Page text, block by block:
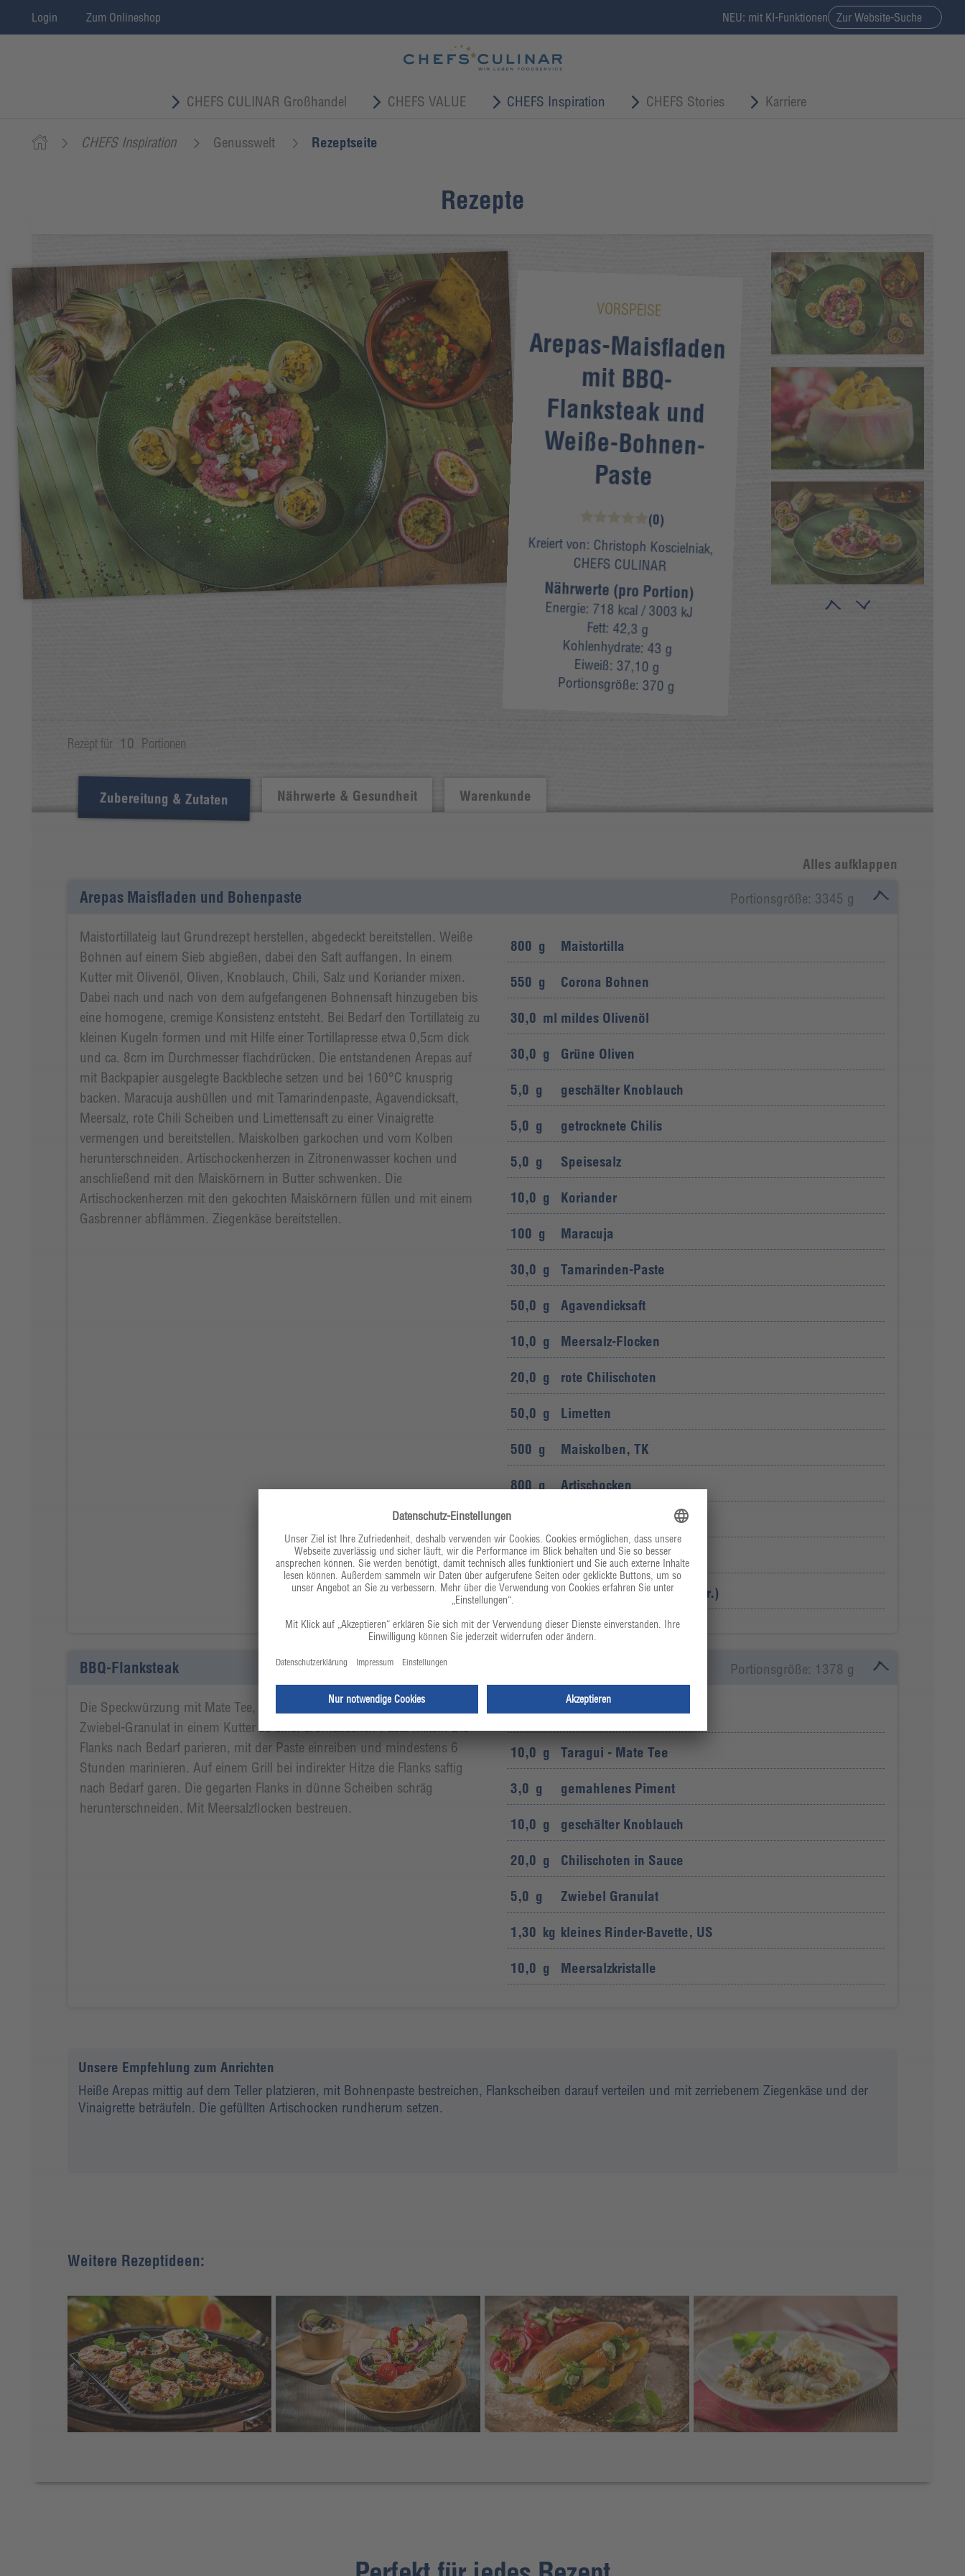
Login Zum Onlineshop NEU: mit KI-Funktionen Zur Website-Suche
CHEFS CULINAR Großhandel CHEFS VALUE CHEFS Inspiration CHEFS Stories Karriere
CHEFS Inspiration Genusswelt Rezeptseite
Rezepte
VORSPEISE
Arepas-Maisfladen
mit BBQ-
Flanksteak und
Weiße-Bohnen-
Paste
(0)
Kreiert von: Christoph Koscielniak,
CHEFS CULINAR
Nährwerte (pro Portion)
Energie: 718 kcal/ 3003 kJ
Fett: 42,3 g
Kohlenhydrate: 43 g
Eiweiß: 37,10 g
Portionsgröße: 370 g
Rezept für 10 Portionen
Zubereitung & Zutaten Nährwerte & Gesundheit Warenkunde
Alles aufklappen
Arepas Maisfladen und Bohenpaste Portionsgröße: 3345 g
800 g Maistortilla
550 g Corona Bohnen
30,0 ml mildes Olivenöl
30,0 g Grüne Oliven
5,0 g geschälter Knoblauch
5,0 g getrocknete Chilis
5,0 g Speisesalz
10,0 g Koriander
100 g Maracuja
30,0 g Tamarinden-Paste
50,0 g Agavendicksaft
10,0 g Meersalz-Flocken
20,0 g rote Chilischoten
50,0 g Limetten
500 g Maiskolben, TK
800 g Artischocken
50,0
50,0 g Butter
250 g Ziegenkäse (45% Fett i. Tr.)
Maistortillateig laut Grundrezept herstellen, abgedeckt bereitstellen. Weiße
Bohnen auf einem Sieb abgießen, dabei den Saft auffangen. In einem
Kutter mit Olivenöl, Oliven, Knoblauch, Chili, Salz und Koriander mixen.
Dabei nach und nach von dem aufgefangenen Bohnensaft hinzugeben bis
eine homogene, cremige Konsistenz entsteht. Bei Bedarf den Tortillateig zu
kleinen Kugeln formen und mit Hilfe einer Tortillapresse etwa 0,5cm dick
und ca. 8cm im Durchmesser flachdrücken. Die entstandenen Arepas auf
mit Backpapier ausgelegte Backbleche setzen und bei 160°C knusprig
backen. Maracuja aushüllen und mit Tamarindenpaste, Agavendicksaft,
Meersalz, rote Chili Scheiben und Limettensaft zu einer Vinaigrette
vermengen und bereitstellen. Maiskolben garkochen und vom Kolben
herunterschneiden. Artischockenherzen in Zitronenwasser kochen und
anschließend mit den Maiskörnern in Butter schwenken. Die
Artischockenherzen mit den gekochten Maiskörnern füllen und mit einem
Gasbrenner abflämmen. Ziegenkäse bereitstellen.
BBQ-Flanksteak Portionsgröße: 1378 g
20,0 g Speck-Würzmischung
10,0 g Taragui - Mate Tee
3,0 g gemahlenes Piment
10,0 g geschälter Knoblauch
20,0 g Chilischoten in Sauce
5,0 g Zwiebel Granulat
1,30 kg kleines Rinder-Bavette, US
10,0 g Meersalzkristalle
Die Speckwürzung mit Mate Tee, Piment, Knoblauch, Chipotle und
Zwiebel-Granulat in einem Kutter zu einer aromatischen Paste mixen. Die
Flanks nach Bedarf parieren, mit der Paste einreiben und mindestens 6
Stunden marinieren. Auf einem Grill bei indirekter Hitze die Flanks saftig
nach Bedarf garen. Die gegarten Flanks in dünne Scheiben schräg
herunterschneiden. Mit Meersalzflocken bestreuen.
Unsere Empfehlung zum Anrichten
Heiße Arepas mittig auf dem Teller platzieren, mit Bohnenpaste bestreichen, Flankscheiben darauf verteilen und mit zerriebenem Ziegenkäse und der
Vinaigrette beträufeln. Die gefüllten Artischocken rundherum setzen.
Weitere Rezeptideen: